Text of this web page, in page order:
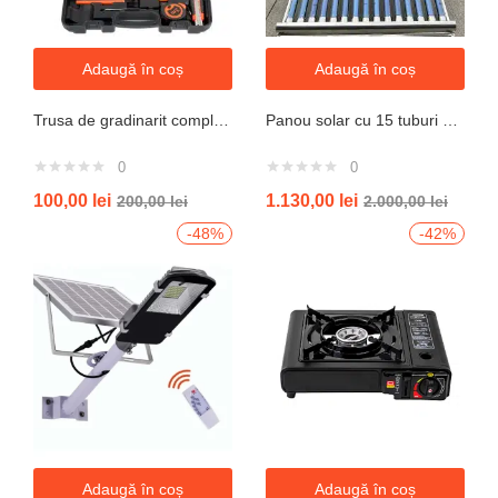
Adaugă în coș
Trusa de gradinarit completa servieta, 14 piese
0
100,00 lei 200,00lei
Adaugă în coș
Panou solar cu 15 tuburi vidate pentru preparare apa calda menajera cu rezervor nepresurizat 150 litri jrh
0
1.130,00 lei 2.000,00lei
-48%
Adaugă în coș
-42%
Adaugă în coș